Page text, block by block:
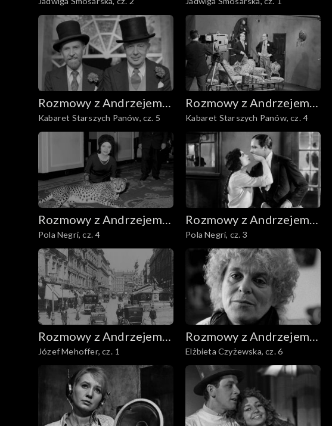
Doboszem
Doboszem
Rozmowy z Andrzejem
Doboszem
Kabaret Starszych Panów, cz. 5
Rozmowy z Andrzejem
Doboszem
Kabaret Starszych Panów, cz. 4
Rozmowy z Andrzejem
Doboszem
Pola Negri, cz. 4
Rozmowy z Andrzejem
Doboszem
Pola Negri, cz. 3
Rozmowy z Andrzejem
Doboszem
Józef Mehoffer, cz. 1
Rozmowy z Andrzejem
Doboszem
Elżbieta Czyżewska, cz. 6